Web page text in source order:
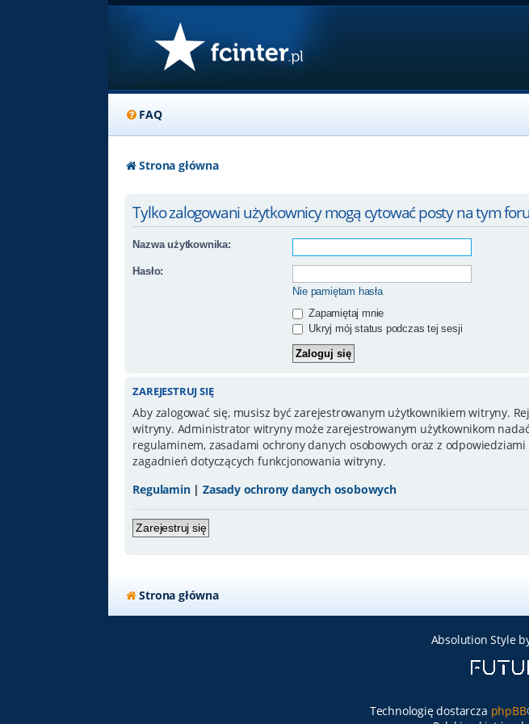
FAQ
Strona główna
Tylko zalogowani użytkownicy mogą cytować posty na tym
Nazwa użytkownika:
Hasło:
Nie pamiętam hasła
Zapamiętaj mnie
Ukryj mój status podczas tej sesji
ZAREJESTRUJ SIĘ
Aby zalogować się, musisz być zarejestrowanym użytkownikiem witryny.
witryny. Administrator witryny może zarejestrowanym użytkownikom
regulaminem, zasadami ochrony danych osobowych oraz z
zagadnień dotyczących funkcjonowania witryny.
Regulamin|Zasady ochrony danych osobowych
Zarejestruj się
Strona główna
Absolution Style
Technologię dostarcza phpBB